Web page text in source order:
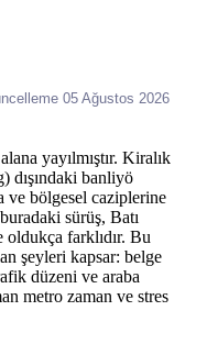
05 Ağustos 2026
yayılmıştır. Kiralık
dışındaki banliyö
ve bölgesel caziplerine
sürüş, Batı
farklıdır. Bu
şeyleri kapsar: belge
düzeni ve araba
metro zaman ve stres